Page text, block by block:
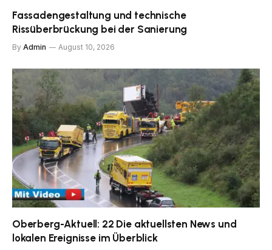
Fassadengestaltung und technische
Rissüberbrückung bei der Sanierung
By Admin August 10, 2026
Oberberg-Aktuell: 22 Die aktuellsten News und
lokalen Ereignisse im Überblick